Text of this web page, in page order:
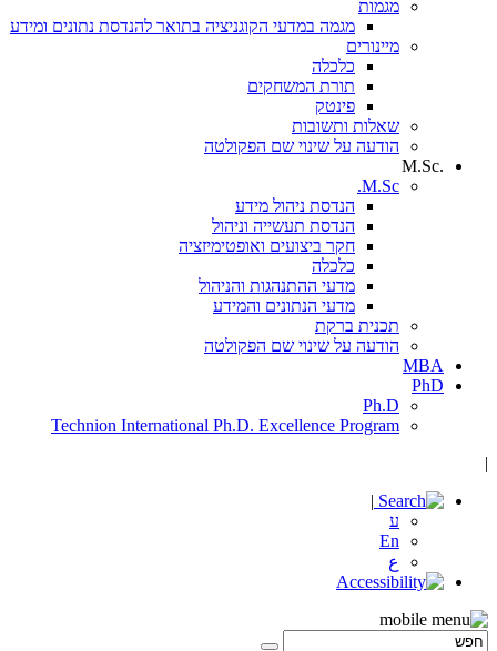
מגמות
מגמה במדעי הקוגניציה בתואר להנדסת נתונים ומידע
מיינורים
כלכלה
תורת המשחקים
פינטק
שאלות ותשובות
הודעה על שינוי שם הפקולטה
.M.Sc
M.Sc.
הנדסת ניהול מידע
הנדסת תעשייה וניהול
חקר ביצועים ואופטימיזציה
כלכלה
מדעי ההתנהגות והניהול
מדעי הנתונים והמידע
תכנית ברקת
הודעה על שינוי שם הפקולטה
MBA
PhD
Ph.D
Technion International Ph.D. Excellence Program
|
|
ע
En
ع